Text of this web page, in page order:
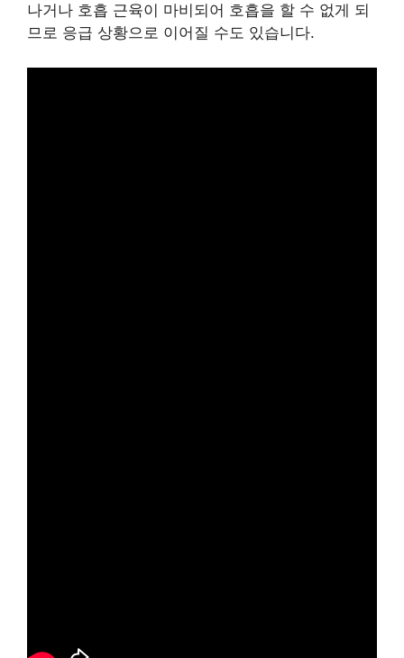
나거나 호흡 근육이 마비되어 호흡을 할 수 없게 되
므로 응급 상황으로 이어질 수도 있습니다.